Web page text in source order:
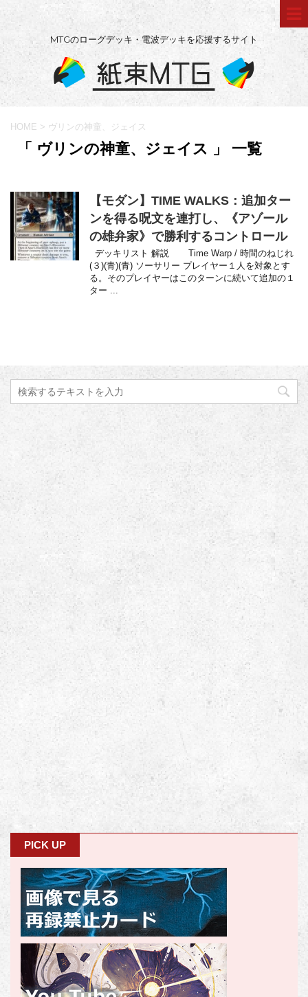
MTGのローグデッキ・電波デッキを応援するサイト
HOME > ヴリンの神童、ジェイス
「 ヴリンの神童、ジェイス 」 一覧
【モダン】TIME WALKS：追加ター
ンを得る呪文を連打し、《アゾール
の雄弁家》で勝利するコントロール
デッキリスト 解説 Time Warp / 時間のねじれ
(３)(青)(青) ソーサリー プレイヤー１人を対象とす
る。そのプレイヤーはこのターンに続いて追加の１
ター ...
PICK UP